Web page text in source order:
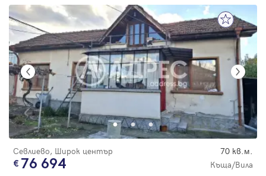
Севлиево, Широк център 70 кв.м.
76 694 Къща/Вила